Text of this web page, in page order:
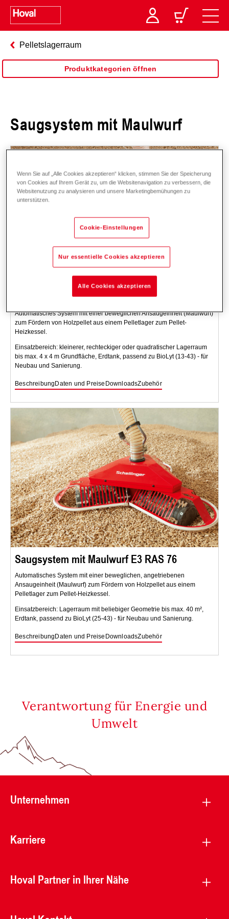
Pelletslagerraum
Produktkategorien öffnen
Saugsystem mit Maulwurf
Saugsystem mit Maulwurf Classic 74-1 - 74-2
Automatisches System mit einer beweglichen Ansaugeinheit (Maulwurf)
zum Fördern von Holzpellet aus einem Pelletlager zum Pellet-
Heizkessel.
Einsatzbereich: kleinerer, rechteckiger oder quadratischer Lagerraum
bis max. 4 x 4 m Grundfläche, Erdtank, passend zu BioLyt (13-43) - für
Neubau und Sanierung.
BeschreibungDaten und Preise DownloadsZubehör
Saugsystem mit Maulwurf E3 RAS 76
Automatisches System mit einer beweglichen, angetriebenen
Ansaugeinheit (Maulwurf) zum Fördern von Holzpellet aus einem
Pelletlager zum Pellet-Heizkessel.
Einsatzbereich: Lagerraum mit beliebiger Geometrie bis max. 40 m²,
Erdtank, passend zu BioLyt (25-43) - für Neubau und Sanierung.
BeschreibungDaten und Preise DownloadsZubehör
Verantwortung für Energie und
Umwelt
Unternehmen
Karriere
Hoval Partner in Ihrer Nähe
Wenn Sie auf „Alle Cookies akzeptieren“ klicken, stimmen Sie der Speicherung
von Cookies auf Ihrem Gerät zu, um die Websitenavigation zu verbessern, die
Websitenutzung zu analysieren und unsere Marketingbemühungen zu
unterstützen.
Cookie-Einstellungen
Nur essentielle Cookies akzeptieren
Alle Cookies akzeptieren